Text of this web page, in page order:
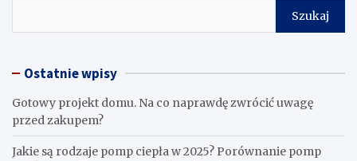
Szukaj
Ostatnie wpisy
Gotowy projekt domu. Na co naprawdę zwrócić uwagę
przed zakupem?
Jakie są rodzaje pomp ciepła w 2025? Porównanie pomp